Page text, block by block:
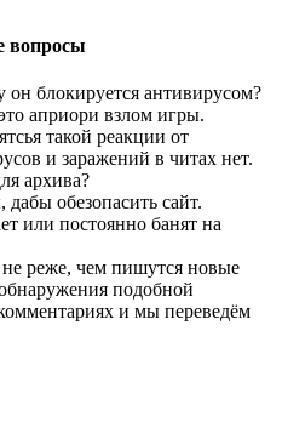
вопросы
блокируется антивирусом?
априори взлом игры.
такой реакции от
и заражений в читах нет.
архива?
обезопасить сайт.
или постоянно банят на
реже, чем пишутся новые
подобной
и мы переведём